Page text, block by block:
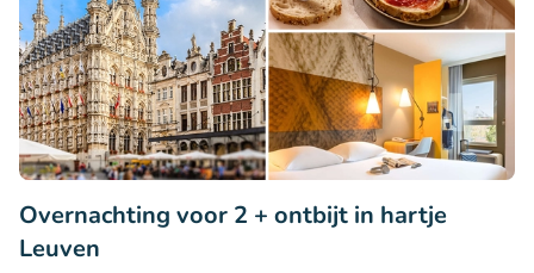
Overnachting voor 2 + ontbijt in hartje
Leuven